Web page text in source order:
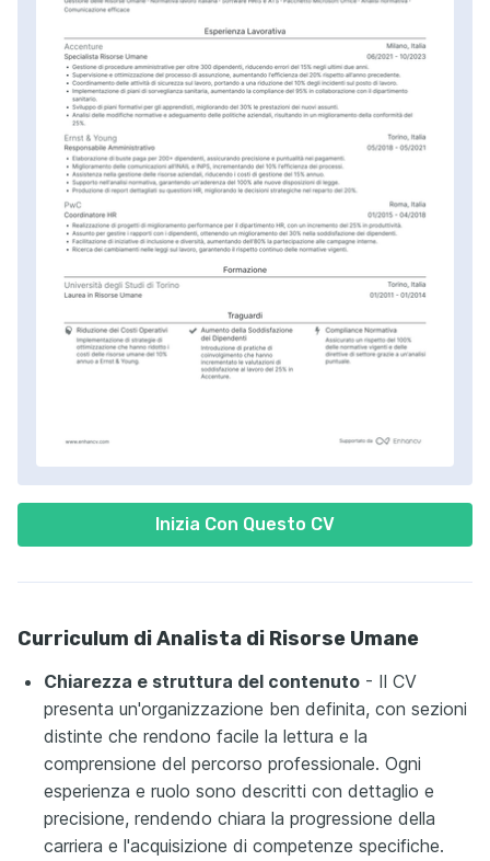
Inizia Con Questo CV
Curriculum di Analista di Risorse Umane
Chiarezza e struttura del contenuto - Il CV
presenta un'organizzazione ben definita, con sezioni
distinte che rendono facile la lettura e la
comprensione del percorso professionale. Ogni
esperienza e ruolo sono descritti con dettaglio e
precisione, rendendo chiara la progressione della
carriera e l'acquisizione di competenze specifiche.